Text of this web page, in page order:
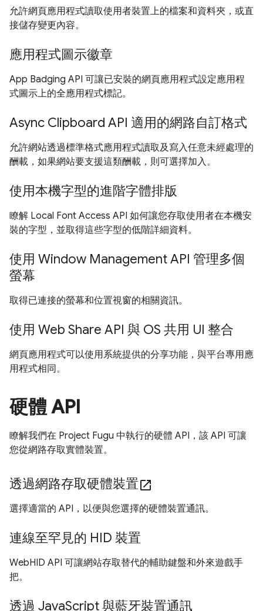
允許網頁應用程式讀取使用者裝置上的檔案和資料夾，或直
接儲存變更內容。
應用程式圖示徽章
App Badging API 可讓已安裝的網頁應用程式設定應用程
式圖示上的全應用程式標記。
Async Clipboard API 適用的網路自訂格式
允許網站透過標準格式應用程式讀取及寫入任意未經處理的
酬載，如果網站要支援這類酬載，則可選擇加入。
使用本機字型的進階字體排版
瞭解 Local Font Access API 如何讓您存取使用者在本機安
裝的字型，並取得這些字型的低階詳細資料。
使用 Window Management API 管理多個
螢幕
取得已連接的螢幕和位置視窗的相關資訊。
使用 Web Share API 與 OS 共用 UI 整合
網頁應用程式可以使用系統提供的分享功能，與平台專用應
用程式相同。
硬體 API
瞭解我們在 Project Fugu 中執行的硬體 API，該 API 可讓
您從網路存取實體裝置。
透過網路存取硬體裝置open_in_new
選擇適當的 API，以便與您選擇的硬體裝置通訊。
連線至罕見的 HID 裝置
WebHID API 可讓網站存取替代的輔助鍵盤和外來遊戲手
把。
透過 JavaScript 與藍牙裝置通訊